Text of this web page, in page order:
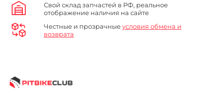
Свой склад запчастей в РФ, реальное
отображение наличия на сайте
Честные и прозрачныеусловия обмена и
возврата